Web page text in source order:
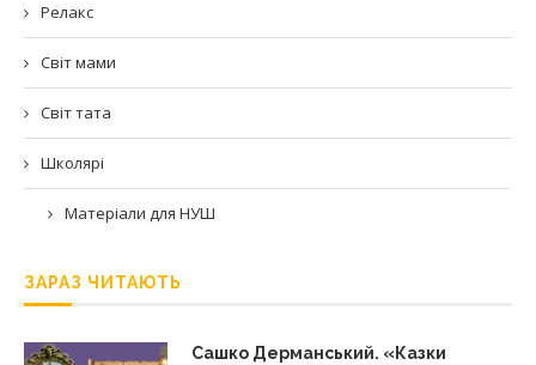
Релакс
Світ мами
Світ тата
Школярі
Матеріали для НУШ
ЗАРАЗ ЧИТАЮТЬ
Сашко Дерманський. «Казки